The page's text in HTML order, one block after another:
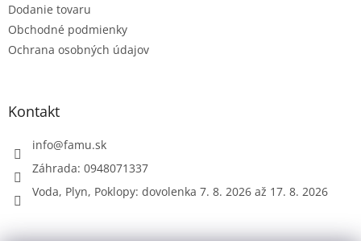
Dodanie tovaru
Obchodné podmienky
Ochrana osobných údajov
Kontakt
info@famu.sk
Záhrada: 0948071337
Voda, Plyn, Poklopy: dovolenka 7. 8. 2026 až 17. 8. 2026